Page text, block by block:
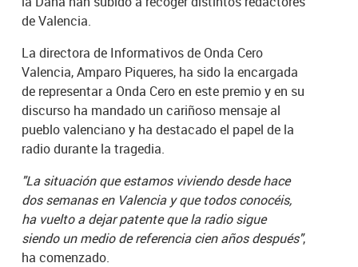
de Valencia.
La directora de Informativos de Onda Cero
Valencia, Amparo Piqueres, ha sido la encargada
de representar a Onda Cero en este premio y en su
discurso ha mandado un cariñoso mensaje al
pueblo valenciano y ha destacado el papel de la
radio durante la tragedia.
"La situación que estamos viviendo desde hace
dos semanas en Valencia y que todos conocéis,
ha vuelto a dejar patente que la radio sigue
siendo un medio de referencia cien años después",
ha comenzado.